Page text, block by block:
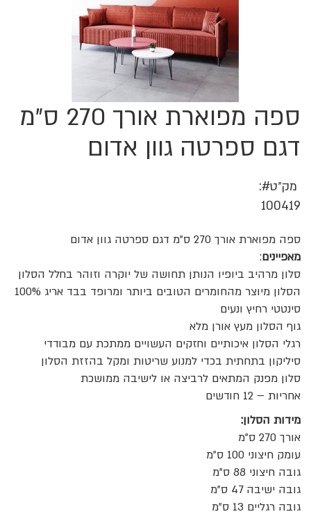
ספה מפוארת אורך 270 ס"מ
דגם ספרטה גוון אדום
מק״ט
100419
ספה מפוארת אורך 270 ס"מ דגם ספרטה גוון אדום
מאפיינים:
סלון מרהיב ביופיו הנותן תחושה של יוקרה וזוהר בחלל הסלון
הסלון מיוצר מהחומרים הטובים ביותר ומרופד בבד אריג 100%
סינטטי רחיץ ונעים
גוף הסלון מעץ אורן מלא
רגלי הסלון איכותיים וחזקים העשויים ממתכת עם מבודדי
סיליקון בתחתית בכדי למנוע שריטות ומקל בהזזת הסלון
סלון מפנק המתאים לרביצה או לישיבה ממושכת
אחריות – 12 חודשים
מידות הסלון:
אורך 270 ס”מ
עומק חיצוני 100 ס”מ
גובה חיצוני 88 ס”מ
גובה ישיבה 47 ס”מ
גובה רגליים 13 ס”מ
לדלג
להתחלה
גלריית